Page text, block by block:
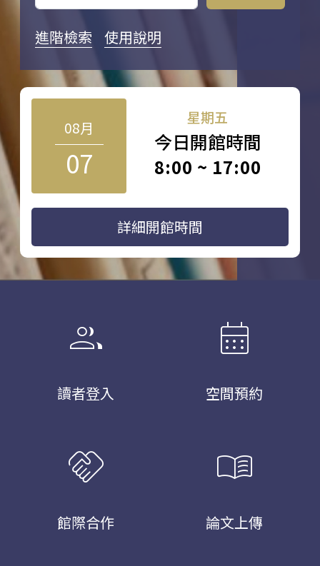
進階檢索 使用說明
08月
07
星期五
今日開館時間
8:00 ~ 17:00
詳細開館時間
group
讀者登入
calendar_month
空間預約
handshake
館際合作
menu_book
論文上傳